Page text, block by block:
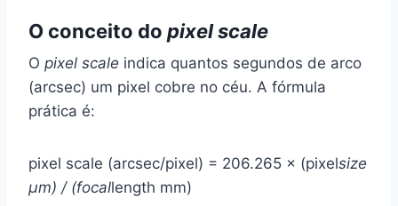
O conceito do pixel scale
O pixel scale indica quantos segundos de arco
(arcsec) um pixel cobre no céu. A fórmula
prática é:
pixel scale (arcsec/pixel) = 206.265 × (pixelsize
µm) / (focallength mm)